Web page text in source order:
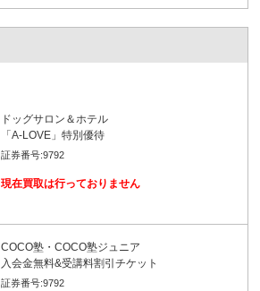
ドッグサロン＆ホテル
「A-LOVE」特別優待
証券番号:9792
現在買取は行っておりません
COCO塾・COCO塾ジュニア
入会金無料&受講料割引チケット
証券番号:9792